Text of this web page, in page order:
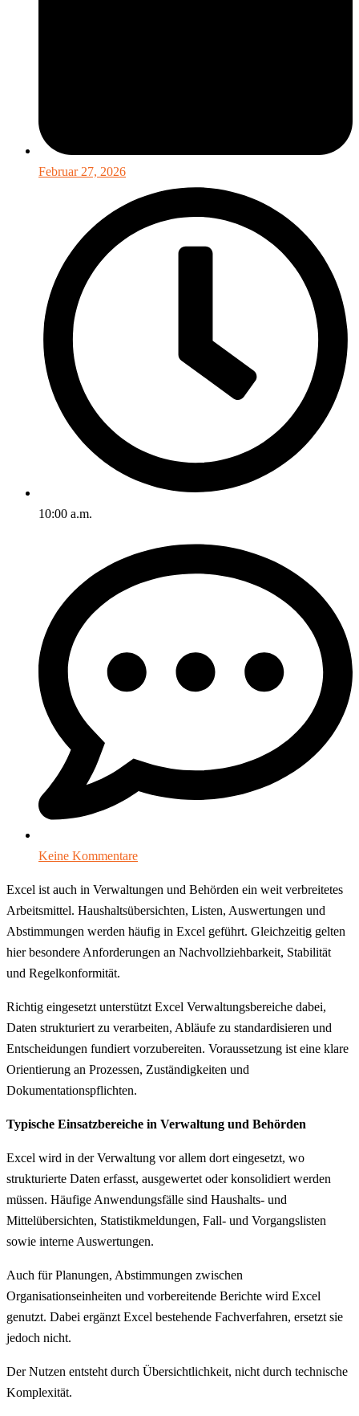
Februar 27, 2026
10:00 a.m.
Keine Kommentare
Excel ist auch in Verwaltungen und Behörden ein weit verbreitetes
Arbeitsmittel. Haushaltsübersichten, Listen, Auswertungen und
Abstimmungen werden häufig in Excel geführt. Gleichzeitig gelten
hier besondere Anforderungen an Nachvollziehbarkeit, Stabilität
und Regelkonformität.
Richtig eingesetzt unterstützt Excel Verwaltungsbereiche dabei,
Daten strukturiert zu verarbeiten, Abläufe zu standardisieren und
Entscheidungen fundiert vorzubereiten. Voraussetzung ist eine klare
Orientierung an Prozessen, Zuständigkeiten und
Dokumentationspflichten.
Typische Einsatzbereiche in Verwaltung und Behörden
Excel wird in der Verwaltung vor allem dort eingesetzt, wo
strukturierte Daten erfasst, ausgewertet oder konsolidiert werden
müssen. Häufige Anwendungsfälle sind Haushalts- und
Mittelübersichten, Statistikmeldungen, Fall- und Vorgangslisten
sowie interne Auswertungen.
Auch für Planungen, Abstimmungen zwischen
Organisationseinheiten und vorbereitende Berichte wird Excel
genutzt. Dabei ergänzt Excel bestehende Fachverfahren, ersetzt sie
jedoch nicht.
Der Nutzen entsteht durch Übersichtlichkeit, nicht durch technische
Komplexität.